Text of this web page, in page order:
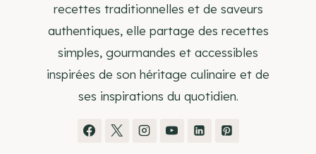
recettes traditionnelles et de saveurs
authentiques, elle partage des recettes
simples, gourmandes et accessibles
inspirées de son héritage culinaire et de
ses inspirations du quotidien.